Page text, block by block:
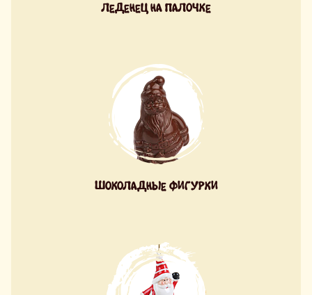
ЛЕДЕНЕЦ НА ПАЛОЧКЕ
ШОКОЛАДНЫЕ ФИГУРКИ